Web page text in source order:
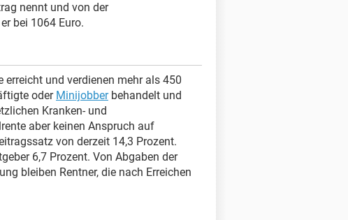
nennt und von der
bei 1064 Euro.
erreicht und verdienen mehr als 450
oder Minijobberbehandelt und
Kranken- und
aber keinen Anspruch auf
von derzeit 14,3 Prozent.
6,7 Prozent. Von Abgaben der
bleiben Rentner, die nach Erreichen